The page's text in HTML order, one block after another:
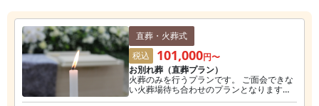
直葬・火葬式
税込
101,000円〜
お別れ葬（直葬プラン）
火葬のみを行うプランです。 ご面会できな
い火葬場待ち合わせのプランとなります。
※役所などの手続きは、皆様に行なってい